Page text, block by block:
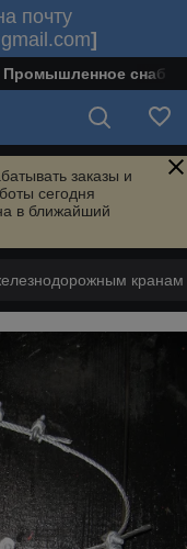
почту
]
Промышленное
заказы и
сегодня
в ближайший